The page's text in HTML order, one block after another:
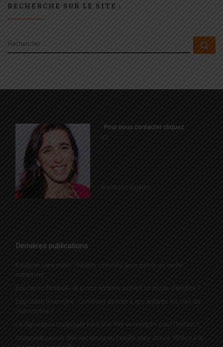
RECHERCHE SUR LE SITE :
RECHERCHER
Pour nous contacter cliquez
ICI
Mentions légales
Dernières publications
Éduquer sans punir : 5 outils concrets pour poser un cadre
autrement
Éducation Positive : et si nos enfants avaient un mode d’emploi ?
Éducation financière : Comment donner à vos enfants les clés de
l’autonomie ?
La Séparation Conjugale peut-elle être un tremplin pour l’Enfant ?
Comment passer des vacances en famille sans stress ?Grâce à la